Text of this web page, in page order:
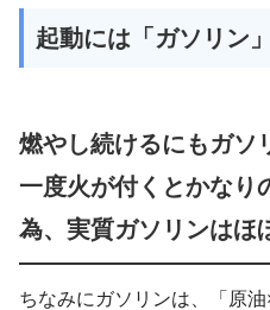
起動には「ガソリン
燃やし続けるにもガソ
一度火が付くとかなり
為、実質ガソリンはほ
ちなみにガソリンは、「原